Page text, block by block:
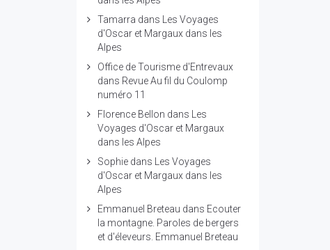
Tamarra dans
Les Voyages
d'Oscar et Margaux dans les
Alpes
Office de Tourisme d'Entrevaux
dans Revue Au fil du Coulomp
numéro 11
Florence Bellon dans
Les
Voyages d'Oscar et Margaux
dans les Alpes
Sophiedans
Les Voyages
d'Oscar et Margaux dans les
Alpes
Emmanuel Breteau dans Ecouter
la montagne. Paroles de bergers
et d'éleveurs. Emmanuel Breteau